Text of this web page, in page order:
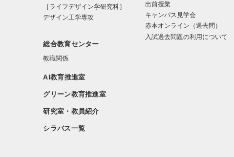
［ライフデザイン学研究科］
デザイン工学専攻
総合教育センター
教職関係
AI教育推進室
グリーン教育推進室
研究室・教員紹介
シラバス一覧
出前授業
キャンパス見学会
赤本オンライン（過去問）
入試過去問題の利用について